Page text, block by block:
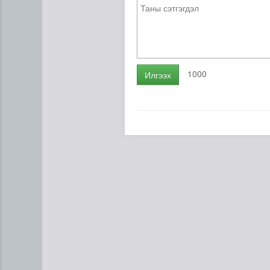
Илгээх 1000